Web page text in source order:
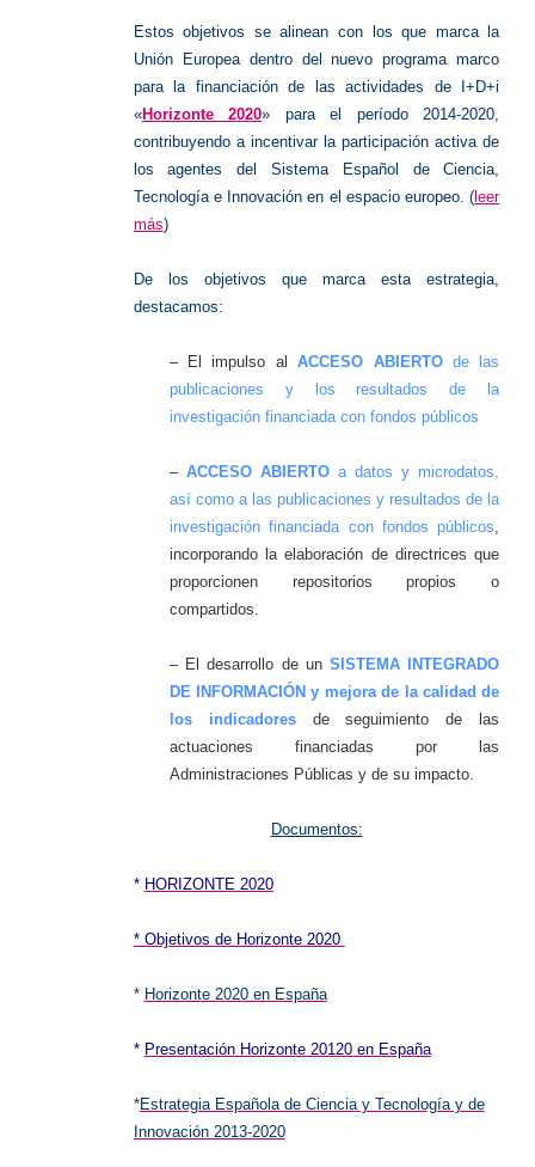
Estos objetivos se alinean con los que marca la
Unión Europea dentro del nuevo programa marco
para la financiación de las actividades de I+D+i
«Horizonte 2020» para el período 2014-2020,
contribuyendo a incentivar la participación activa de
los agentes del Sistema Español de Ciencia,
Tecnología e Innovación en el espacio europeo. ( leer
más)
De los objetivos que marca esta estrategia,
destacamos:
– El impulso alACCESO ABIERTOde las
publicaciones y los resultados de la
investigación financiada con fondos públicos
– ACCESO ABIERTOa datos y microdatos,
así como a las publicaciones y resultados de la
investigación financiada con fondos públicos
incorporando la elaboración de directrices que
proporcionen repositorios propios o
compartidos.
– El desarrollo de unSISTEMA INTEGRADO
DE INFORMACIÓN y mejora de la calidad de
los indicadoresde seguimiento de las
actuaciones financiadas por las
Administraciones Públicas y de su impacto.
Documentos:
* HORIZONTE 2020
* Objetivos de Horizonte 2020
* Horizonte 2020 en España
* Presentación Horizonte 20120 en España
*Estrategia Española de Ciencia y Tecnología y de
Innovación 2013-2020